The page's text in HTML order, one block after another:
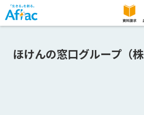
ほけんの窓口グループ（株